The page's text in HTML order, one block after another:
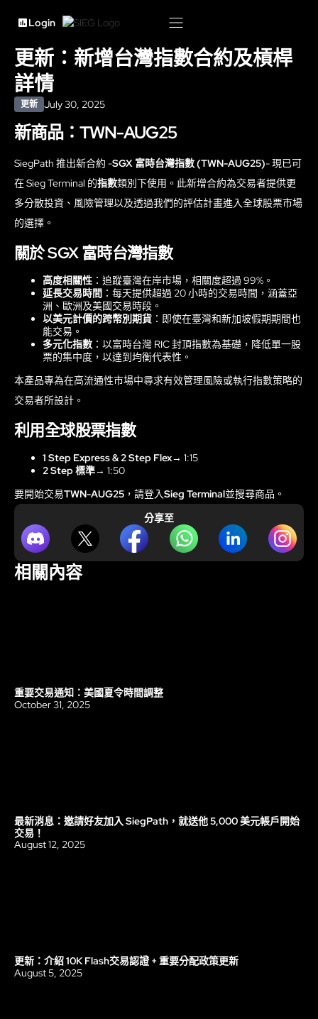
Login
更新：新增台灣指數合約及槓桿
詳情
更新 July 30, 2025
新商品：TWN-AUG25
SiegPath 推出新合約 -SGX 富時台灣指數 (TWN-AUG25)- 現已可
在 Sieg Terminal 的指數類別下使用。此新增合約為交易者提供更
多分散投資、風險管理以及透過我們的評估計畫進入全球股票市場
的選擇。
關於 SGX 富時台灣指數
高度相關性 ：追蹤臺灣在岸市場，相關度超過 99%。
延長交易時間 ：每天提供超過 20 小時的交易時間，涵蓋亞
洲、歐洲及美國交易時段。
以美元計價的跨幣別期貨 ：即使在臺灣和新加坡假期期間也
能交易。
多元化指數 ：以富時台灣 RIC 封頂指數為基礎，降低單一股
票的集中度，以達到均衡代表性。
本產品專為在高流通性市場中尋求有效管理風險或執行指數策略的
交易者所設計。
利用全球股票指數
1 Step Express & 2 Step Flex→ 1:15
2 Step 標準→ 1:50
要開始交易TWN-AUG25 ，請登入Sieg Terminal並搜尋商品。
分享至
相關內容
更新
重要交易通知：美國夏令時間調整
October 31, 2025
更新
最新消息：邀請好友加入 SiegPath，就送他 5,000 美元帳戶開始
交易！
August 12, 2025
更新
更新：介紹 10K Flash交易認證 + 重要分配政策更新
August 5, 2025